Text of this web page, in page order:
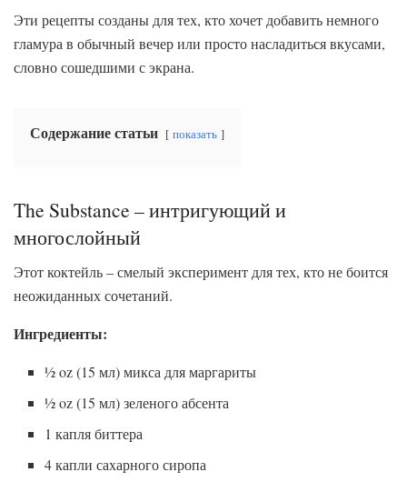
Эти рецепты созданы для тех, кто хочет добавить немного
гламура в обычный вечер или просто насладиться вкусами,
словно сошедшими с экрана.
Содержание статьи показать
The Substance – интригующий и
многослойный
Этот коктейль – смелый эксперимент для тех, кто не боится
неожиданных сочетаний.
Ингредиенты:
½ oz (15 мл) микса для маргариты
½ oz (15 мл) зеленого абсента
1 капля биттера
4 капли сахарного сиропа